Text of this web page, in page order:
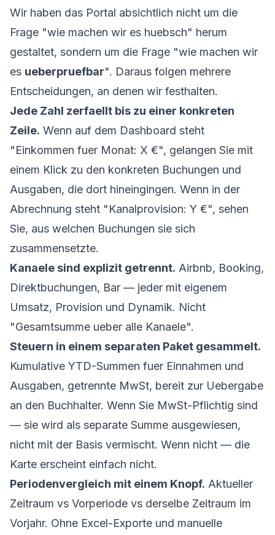
Wir haben das Portal absichtlich nicht um die
Frage "wie machen wir es huebsch" herum
gestaltet, sondern um die Frage "wie machen wir
es ueberpruefbar". Daraus folgen mehrere
Entscheidungen, an denen wir festhalten.
Jede Zahl zerfaellt bis zu einer konkreten
Zeile. Wenn auf dem Dashboard steht
"Einkommen fuer Monat: X €", gelangen Sie mit
einem Klick zu den konkreten Buchungen und
Ausgaben, die dort hineingingen. Wenn in der
Abrechnung steht "Kanalprovision: Y €", sehen
Sie, aus welchen Buchungen sie sich
zusammensetzte.
Kanaele sind explizit getrennt. Airbnb, Booking,
Direktbuchungen, Bar — jeder mit eigenem
Umsatz, Provision und Dynamik. Nicht
"Gesamtsumme ueber alle Kanaele".
Steuern in einem separaten Paket gesammelt.
Kumulative YTD-Summen fuer Einnahmen und
Ausgaben, getrennte MwSt, bereit zur Uebergabe
an den Buchhalter. Wenn Sie MwSt-Pflichtig sind
— sie wird als separate Summe ausgewiesen,
nicht mit der Basis vermischt. Wenn nicht — die
Karte erscheint einfach nicht.
Periodenvergleich mit einem Knopf. Aktueller
Zeitraum vs Vorperiode vs derselbe Zeitraum im
Vorjahr. Ohne Excel-Exporte und manuelle